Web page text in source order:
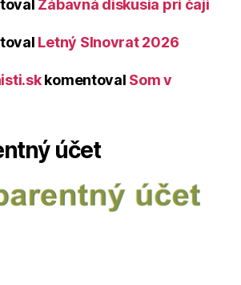
Zábavná diskusia pri čaji
Letný Slnovrat 2026
komentoval Som v
účet